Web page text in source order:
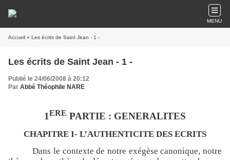
MENU
Accueil » Les écrits de Saint Jean - 1 -
Les écrits de Saint Jean - 1 -
Publié le 24/06/2008 à 20:12
Par Abbé Théophile NARE
1ERE PARTIE : GENERALITES
CHAPITRE I- L’AUTHENTICITE DES ECRITS
Dans le contexte de notre exégèse canonique, notre